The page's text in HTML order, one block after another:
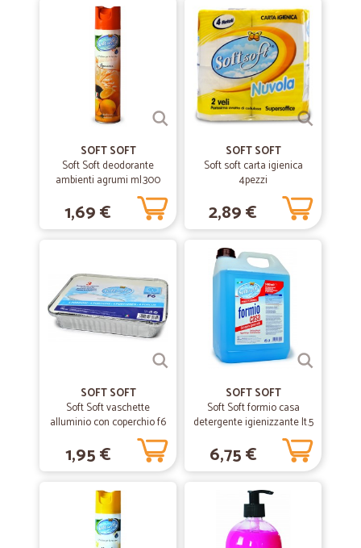
25/05/2021
—
Confermo la mia piena soddisfazione
Confermo la mia piena soddisfazione. grazie
Prima volta e NON sarà l’ultima
Facilità nell’ordinare e consegna tempestiva nei tempi indicati
Servizio ottimo. Spesa imballata benissimo.
—Stefano A.
salve sono stefano come primo ordine va…
equivoco sulla consegna ma nulla di grave è stato consegnato nei
tempi previsti
01/07/2019
Barbieri R.
CORRETTI, PRECISI AFFIDABILI
SOFT SOFT
Soft Soft deodorante
ambienti agrumi ml.300
1,69 €
SOFT SOFT
Soft soft carta igienica
4pezzi
2,89 €
SOFT SOFT
Soft Soft vaschette
alluminio con coperchio f6
4 porzioni pz.3
1,95 €
SOFT SOFT
Soft Soft formio casa
detergente igienizzante lt.5
6,75 €